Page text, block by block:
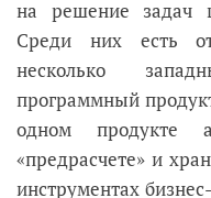
на решение задач
Среди них есть
несколько
программный
одном продукте
«предрасчете» и
инструментах